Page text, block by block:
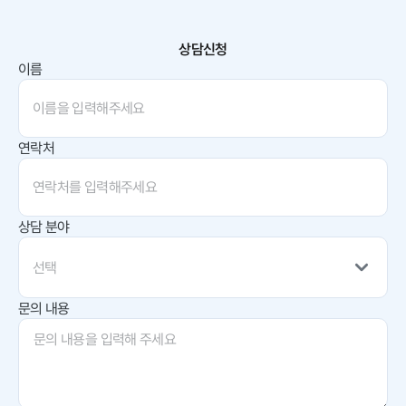
상담신청
이름
연락처
상담 분야
선택
문의 내용